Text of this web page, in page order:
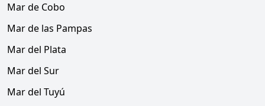
Mar de Cobo
Mar de las Pampas
Mar del Plata
Mar del Sur
Mar del Tuyú